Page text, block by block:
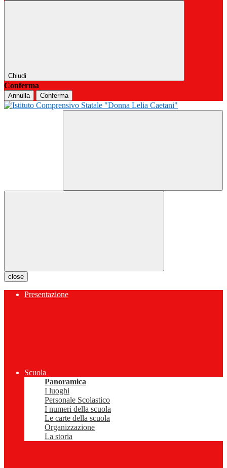
Chiudi
Conferma
Annulla Conferma
close
Presentazione
Scuola
Panoramica
I luoghi
Personale Scolastico
I numeri della scuola
Le carte della scuola
Organizzazione
La storia